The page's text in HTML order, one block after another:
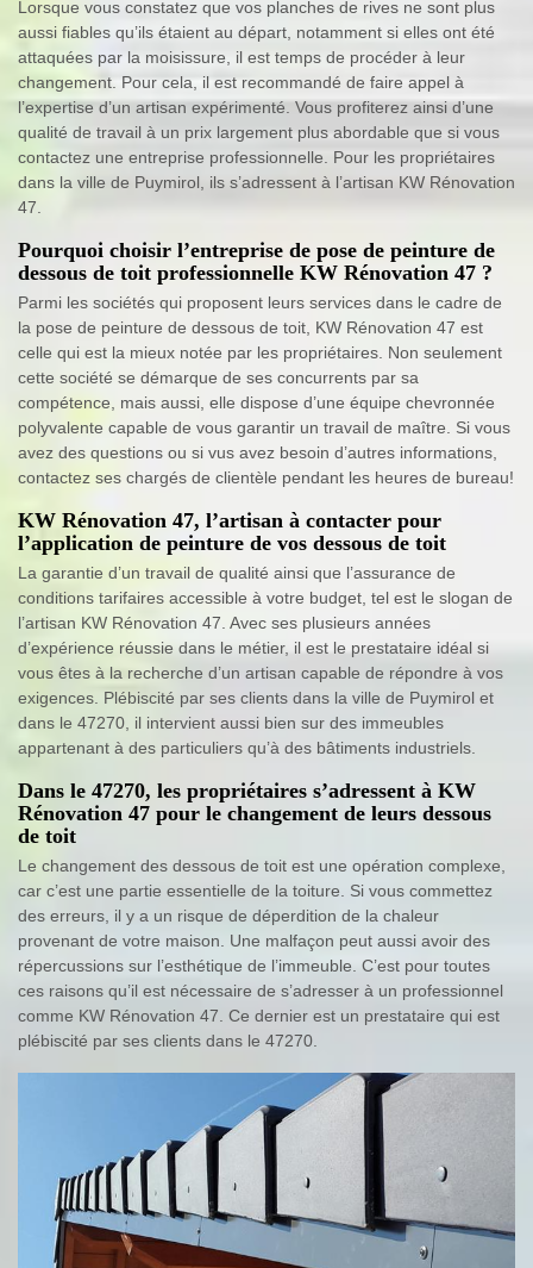
Lorsque vous constatez que vos planches de rives ne sont plus
aussi fiables qu’ils étaient au départ, notamment si elles ont été
attaquées par la moisissure, il est temps de procéder à leur
changement. Pour cela, il est recommandé de faire appel à
l’expertise d’un artisan expérimenté. Vous profiterez ainsi d’une
qualité de travail à un prix largement plus abordable que si vous
contactez une entreprise professionnelle. Pour les propriétaires
dans la ville de Puymirol, ils s’adressent à l’artisan KW Rénovation
47.
Pourquoi choisir l’entreprise de pose de peinture de
dessous de toit professionnelle KW Rénovation 47 ?
Parmi les sociétés qui proposent leurs services dans le cadre de
la pose de peinture de dessous de toit, KW Rénovation 47 est
celle qui est la mieux notée par les propriétaires. Non seulement
cette société se démarque de ses concurrents par sa
compétence, mais aussi, elle dispose d’une équipe chevronnée
polyvalente capable de vous garantir un travail de maître. Si vous
avez des questions ou si vus avez besoin d’autres informations,
contactez ses chargés de clientèle pendant les heures de bureau!
KW Rénovation 47, l’artisan à contacter pour
l’application de peinture de vos dessous de toit
La garantie d’un travail de qualité ainsi que l’assurance de
conditions tarifaires accessible à votre budget, tel est le slogan de
l’artisan KW Rénovation 47. Avec ses plusieurs années
d’expérience réussie dans le métier, il est le prestataire idéal si
vous êtes à la recherche d’un artisan capable de répondre à vos
exigences. Plébiscité par ses clients dans la ville de Puymirol et
dans le 47270, il intervient aussi bien sur des immeubles
appartenant à des particuliers qu’à des bâtiments industriels.
Dans le 47270, les propriétaires s’adressent à KW
Rénovation 47 pour le changement de leurs dessous
de toit
Le changement des dessous de toit est une opération complexe,
car c’est une partie essentielle de la toiture. Si vous commettez
des erreurs, il y a un risque de déperdition de la chaleur
provenant de votre maison. Une malfaçon peut aussi avoir des
répercussions sur l’esthétique de l’immeuble. C’est pour toutes
ces raisons qu’il est nécessaire de s’adresser à un professionnel
comme KW Rénovation 47. Ce dernier est un prestataire qui est
plébiscité par ses clients dans le 47270.